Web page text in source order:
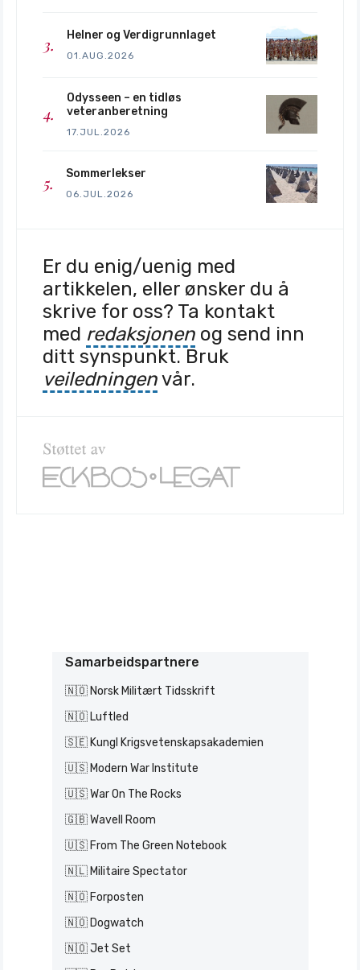
Helner og Verdigrunnlaget
01.AUG.2026
Odysseen – en tidløs
veteranberetning
17.JUL.2026
Sommerlekser
06.JUL.2026
Er du enig/uenig med
artikkelen, eller ønsker du å
skrive for oss? Ta kontakt
med redaksjonen og send inn
ditt synspunkt. Bruk
veiledningenvår.
Samarbeidspartnere
🇳🇴 Norsk Militært Tidsskrift
🇳🇴 Luftled
🇸🇪 Kungl Krigsvetenskapsakademien
🇺🇸 Modern War Institute
🇺🇸 War On The Rocks
🇬🇧 Wavell Room
🇺🇸 From The Green Notebook
🇳🇱 Militaire Spectator
🇳🇴 Forposten
🇳🇴 Dogwatch
🇳🇴 Jet Set